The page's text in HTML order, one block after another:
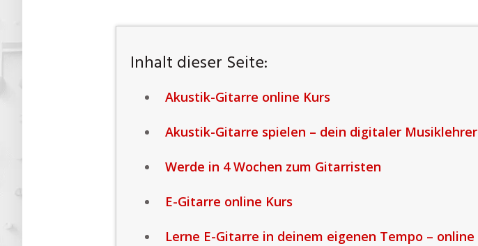
Inhalt dieser Seite:
Akustik-Gitarre online Kurs
Akustik-Gitarre spielen – dein digitaler Musiklehrer
Werde in 4 Wochen zum Gitarristen
E-Gitarre online Kurs
Lerne E-Gitarre in deinem eigenen Tempo – online